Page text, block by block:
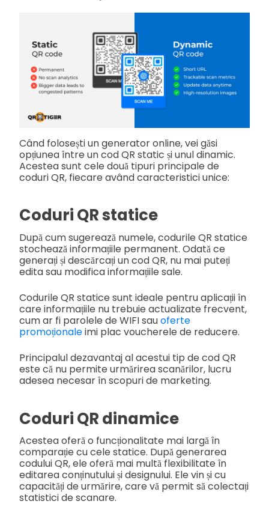
Când folosești un generator online, vei găsi
opțiunea între un cod QR static și unul dinamic.
Acestea sunt cele două tipuri principale de
coduri QR, fiecare având caracteristici unice:
Coduri QR statice
După cum sugerează numele, codurile QR statice
stochează informațiile permanent. Odată ce
generați și descărcați un cod QR, nu mai puteți
edita sau modifica informațiile sale.
Codurile QR statice sunt ideale pentru aplicații în
care informațiile nu trebuie actualizate frecvent,
cum ar fi parolele de WIFI sauoferte
promoționaleimi plac voucherele de reducere.
Principalul dezavantaj al acestui tip de cod QR
este că nu permite urmărirea scanărilor, lucru
adesea necesar în scopuri de marketing.
Coduri QR dinamice
Acestea oferă o funcționalitate mai largă în
comparație cu cele statice. După generarea
codului QR, ele oferă mai multă flexibilitate în
editarea conținutului și designului. Ele vin și cu
capacități de urmărire, care vă permit să colectați
statistici de scanare.